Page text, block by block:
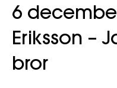
6
Eriksson –
bror